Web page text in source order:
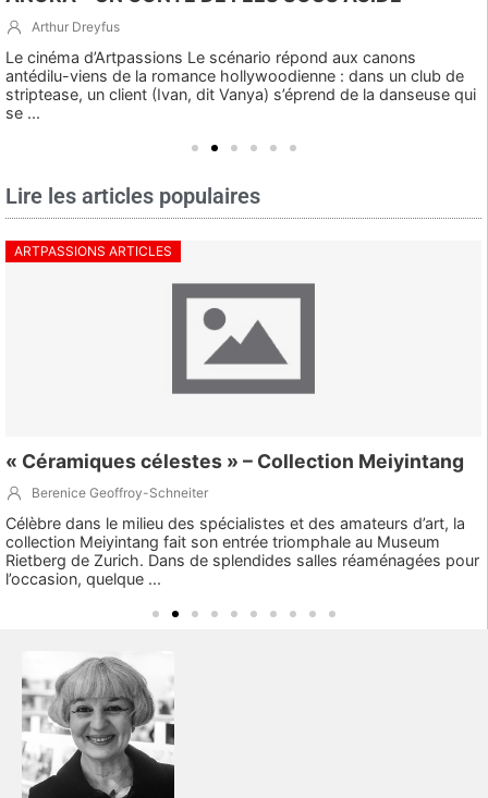
Arthur Dreyfus
Le cinéma d’Artpassions Le scénario répond aux canons
antédilu-viens de la romance hollywoodienne : dans un club de
striptease, un client (Ivan, dit Vanya) s’éprend de la danseuse qui
se ...
Lire les articles populaires
ARTPASSIONS ARTICLES
« Céramiques célestes » – Collection Meiyintang
Berenice Geoffroy-Schneiter
Célèbre dans le milieu des spécialistes et des amateurs d’art, la
collection Meiyintang fait son entrée triomphale au Museum
Rietberg de Zurich. Dans de splendides salles réaménagées pour
l’occasion, quelque ...